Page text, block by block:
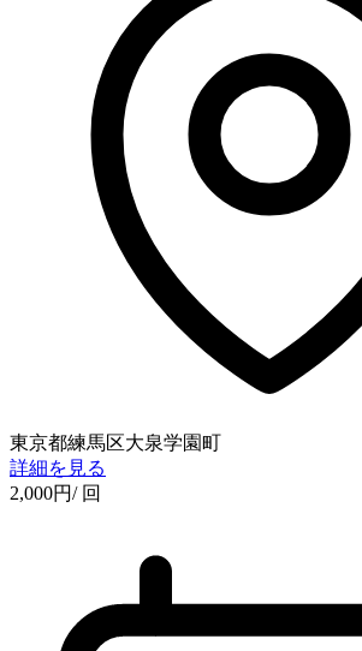
東京都練馬区大泉学園町
詳細を見る
2,000円/ 回